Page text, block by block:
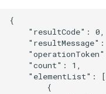
{
    "resultCode": 0,
"resultMessage":
    "count": 1,
    "elementList": [
        {